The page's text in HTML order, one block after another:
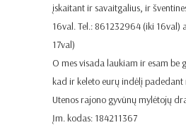
įskaitant ir savaitgalius, ir
16val. Tel.: 861232964 (iki
17val)
O mes visada laukiam ir esam be
kad ir keleto eurų indėlį padedant
Utenos rajono gyvūnų mylėtojų
Įm. kodas: 184211367